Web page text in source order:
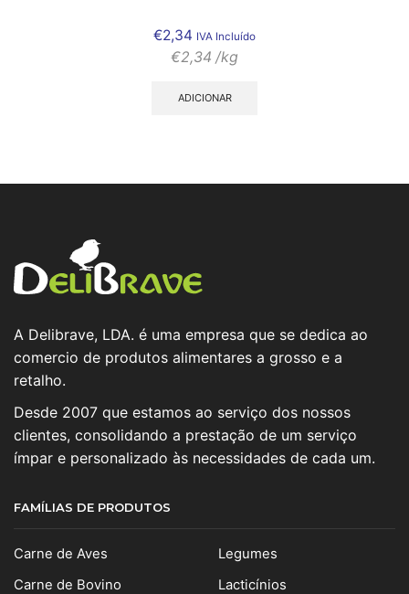
€2,34 IVA Incluído
€2,34 /kg
ADICIONAR
A Delibrave, LDA. é uma empresa que se dedica ao
comercio de produtos alimentares a grosso e a
retalho.
Desde 2007 que estamos ao serviço dos nossos
clientes, consolidando a prestação de um serviço
ímpar e personalizado às necessidades de cada um.
FAMÍLIAS DE PRODUTOS
Carne de Aves
Carne de Bovino
Legumes
Lacticínios